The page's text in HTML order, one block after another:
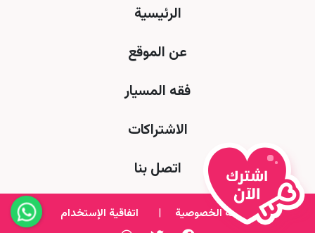
الرئيسية
عن الموقع
فقه المسيار
الاشتراكات
اتصل بنا
سياسة الخصوصية | اتفاقية الإستخدام